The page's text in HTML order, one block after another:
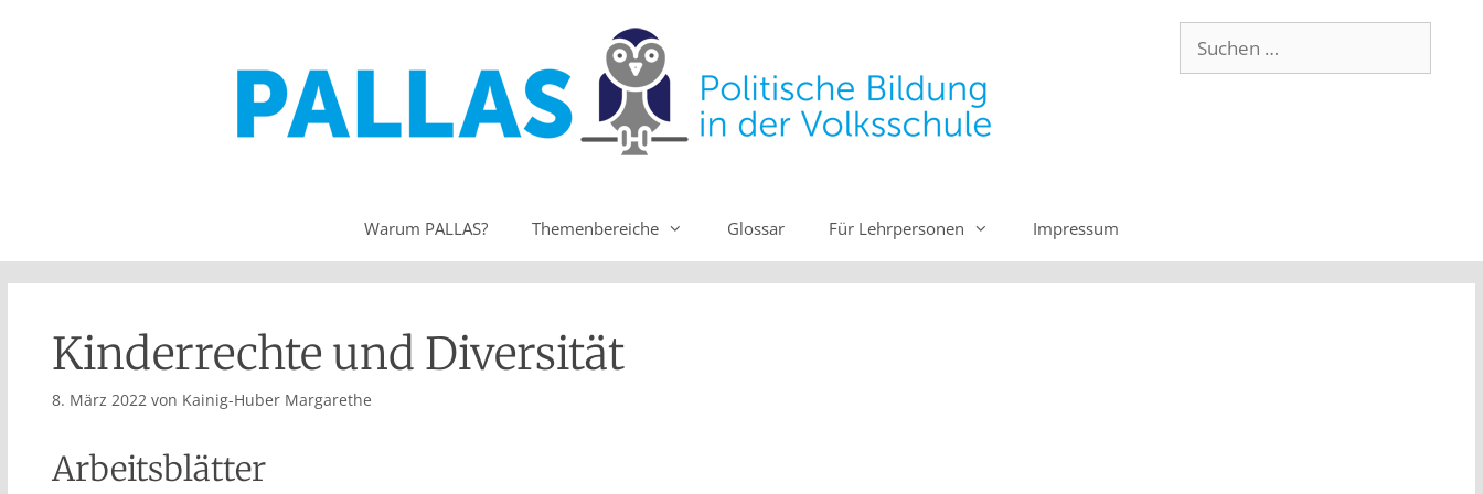
Warum PALLAS? Themenbereiche Glossar Für Lehrpersonen Impressum
Kinderrechte und Diversität
8. März 2022 von Kainig-Huber Margarethe
Arbeitsblätter